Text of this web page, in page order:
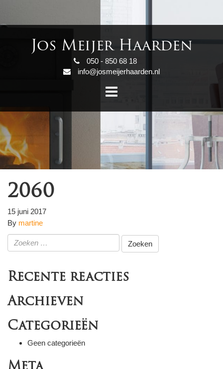
Jos Meijer Haarden
050 - 850 68 18
info@josmeijerhaarden.nl
2060
15 juni 2017
By martine
Zoeken
naar:
Recente reacties
Archieven
Categorieën
Geen categorieën